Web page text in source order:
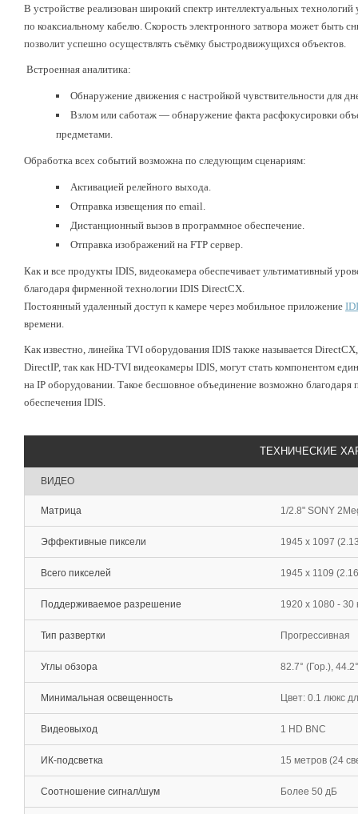
В устройстве реализован широкий спектр интеллектуальных
по коаксиальному кабелю. Скорость электронного затвора может быть
позволит успешно осуществлять съёмку быстродвижущихся объектов.
Встроенная аналитика:
Обнаружение движения с настройкой чувствительности для
Взлом или саботаж — обнаружение факта расфокусировки
предметами.
Обработка всех событий возможна по следующим сценариям:
Активацией релейного выхода.
Отправка извещения по email.
Дистанционный вызов в программное обеспечение.
Отправка изображений на FTP сервер.
Как и все продукты IDIS, видеокамера обеспечивает ультимативный
благодаря фирменной технологии IDIS DirectCX.
Постоянный удаленный доступ к камере через мобильное приложение
времени.
Как известно, линейка TVI оборудования IDIS также называется
DirectIP, так как HD-TVI видеокамеры IDIS, могут стать компонентом
на IP оборудовании. Такое бесшовное объединение возможно
обеспечения IDIS.
ТЕХНИЧЕСКИЕ
ВИДЕО
Матрица 1/2.8" SONY
Эффективные пиксели 1945 х 1097
Всего пикселей 1945 х 1109
Поддерживаемое разрешение 1920 х 1080 - 30
Тип развертки Прогрессивная
Углы обзора 82.7° (Гор.),
Минимальная освещенность Цвет: 0.1 люкс
Видеовыход 1 HD BNC
ИК-подсветка 15 метров (24
Соотношение сигнал/шум Более 50 дБ